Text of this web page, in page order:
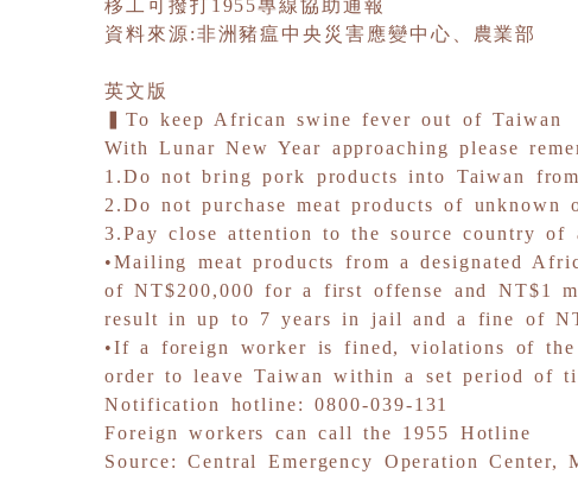
移工可撥打1955專線協助通報
資料來源:非洲豬瘟中央災害應變中心、農業部
英文版
▍To keep African swine fever out of Taiwan
With Lunar New Year approaching please
1.Do not bring pork products into Taiwan
2.Do not purchase meat products of unknown
3.Pay close attention to the source country of
•Mailing meat products from a designated
of NT$200,000 for a first offense and NT$1
result in up to 7 years in jail and a fine of
•If a foreign worker is fined, violations of the
order to leave Taiwan within a set period of
Notification hotline: 0800-039-131
Foreign workers can call the 1955 Hotline
Source: Central Emergency Operation